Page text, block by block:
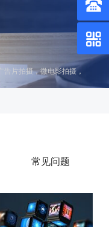
广告片拍摄，微电影拍摄 ，
常见问题